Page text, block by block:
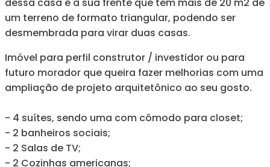
um terreno de formato triangular, podendo ser
desmembrada para virar duas casas.
Imóvel para perfil construtor / investidor ou para
futuro morador que queira fazer melhorias com uma
ampliação de projeto arquitetônico ao seu gosto.
- 4 suítes, sendo uma com cômodo para closet;
- 2 banheiros sociais;
- 2 Salas de TV;
- 2 Cozinhas americanas;